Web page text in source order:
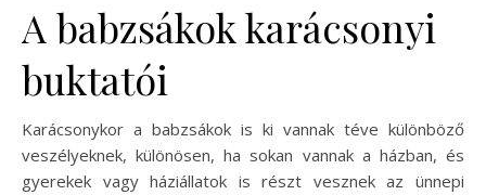
A babzsákok karácsonyi
buktatói
Karácsonykor a babzsákok is ki vannak téve különböző
veszélyeknek, különösen, ha sokan vannak a házban, és
gyerekek vagy háziállatok is részt vesznek az ünnepi